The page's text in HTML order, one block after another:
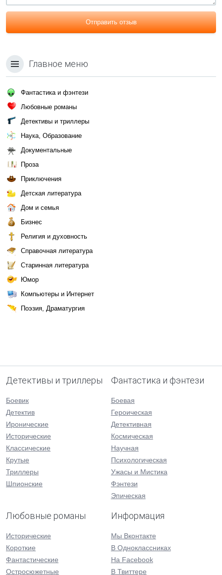
Отправить отзыв
Главное меню
Фантастика и фэнтези
Любовные романы
Детективы и триллеры
Наука, Образование
Документальные
Проза
Приключения
Детская литература
Дом и семья
Бизнес
Религия и духовность
Справочная литература
Старинная литература
Юмор
Компьютеры и Интернет
Поэзия, Драматургия
Детективы и триллеры
Боевик
Детектив
Иронические
Исторические
Классические
Крутые
Триллеры
Шпионские
Фантастика и фэнтези
Боевая
Героическая
Детективная
Космическая
Научная
Психологическая
Ужасы и Мистика
Фэнтези
Эпическая
Любовные романы
Исторические
Короткие
Фантастические
Остросюжетные
Информация
Мы Вконтакте
В Одноклассниках
На Facebook
В Твиттере